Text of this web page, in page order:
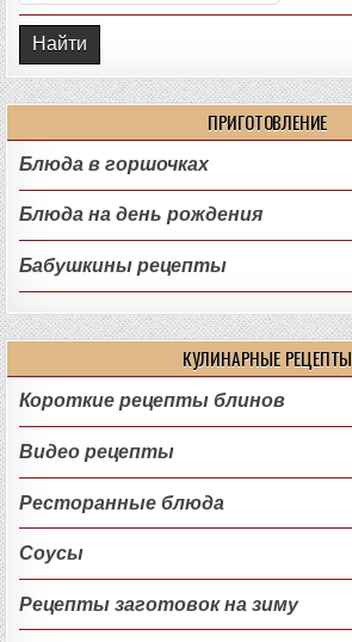
ПРИГОТОВЛЕНИЕ
Блюда в горшочках
Блюда на день рождения
Бабушкины рецепты
КУЛИНАРНЫЕ РЕЦЕПТЫ
Короткие рецепты блинов
Видео рецепты
Ресторанные блюда
Соусы
Рецепты заготовок на зиму